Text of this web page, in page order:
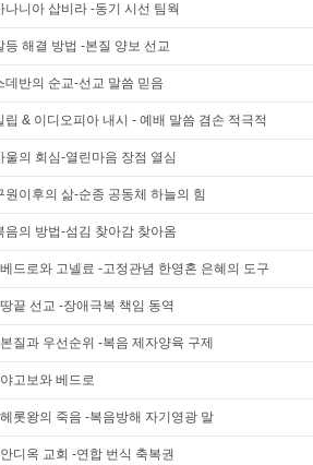
니아 삽비라 -동기 시선 팀웍
해결 방법 -본질 양보 선교
반의 순교-선교 말씀 믿음
& 이디오피아 내시 - 예배 말씀 겸손 적극적
의 회심-열린마음 장점 열심
이후의 삶-순종 공동체 하늘의 힘
의 방법-섬김 찾아감 찾아옴
드로와 고넬료 -고정관념 한영혼 은혜의 도구
끝 선교 -장애극복 책임 동역
질과 우선순위 -복음 제자양육 구제
고보와 베드로
롯왕의 죽음 -복음방해 자기영광 말
디옥 교회 -연합 번식 축복권